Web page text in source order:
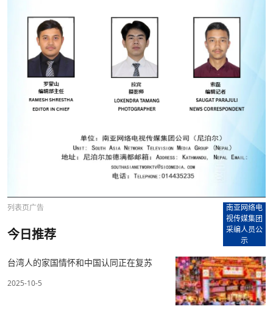
列表页广告
南亚网络电
视传媒集团
采编人员公
示
今日推荐
台湾人的家国情怀和中国认同正在复苏
2025-10-5